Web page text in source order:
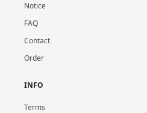
Notice
FAQ
Contact
Order
INFO
Terms